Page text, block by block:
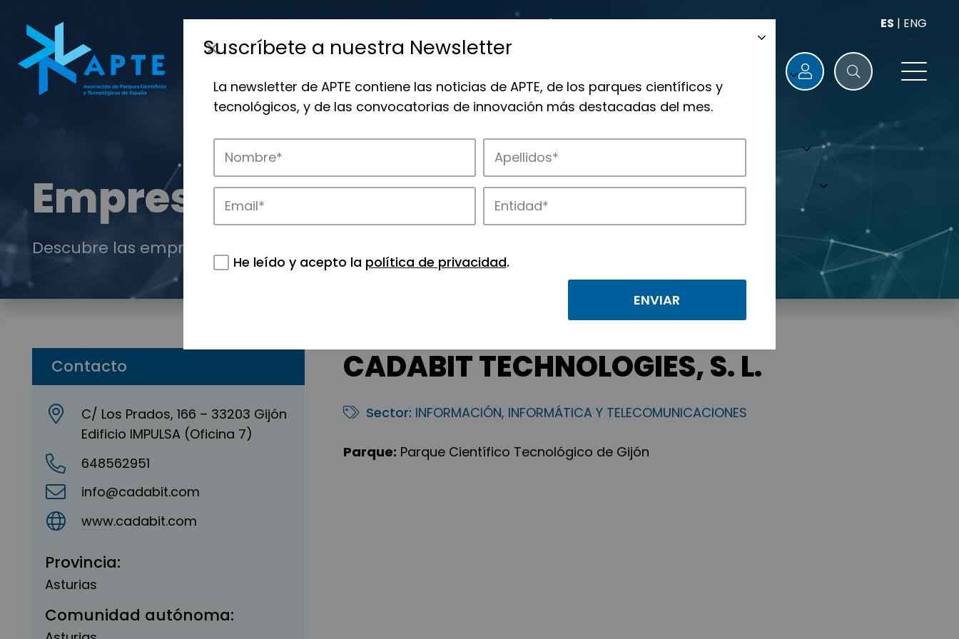
ES | ENG
Empresas
Descubre las empresas que impulsan la innovación en los parques de APTE.
Contacto
C/ Los Prados, 166 – 33203 Gijón
Edificio IMPULSA (Oficina 7)
648562951
info@cadabit.com
www.cadabit.com
Provincia:
Asturias
Comunidad autónoma:
CADABIT TECHNOLOGIES, S. L.
Sector: INFORMACIÓN, INFORMÁTICA Y TELECOMUNICACIONES
Parque: Parque Científico Tecnológico de Gijón
Suscríbete a nuestra Newsletter
La newsletter de APTE contiene las noticias de APTE, de los parques científicos y
tecnológicos, y de las convocatorias de innovación más destacadas del mes.
He leído y acepto la política de privacidad.